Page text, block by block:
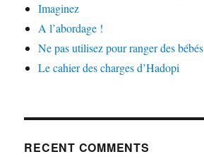
Imaginez
A l’abordage !
Ne pas utilisez pour ranger des bébés
Le cahier des charges d’Hadopi
RECENT COMMENTS